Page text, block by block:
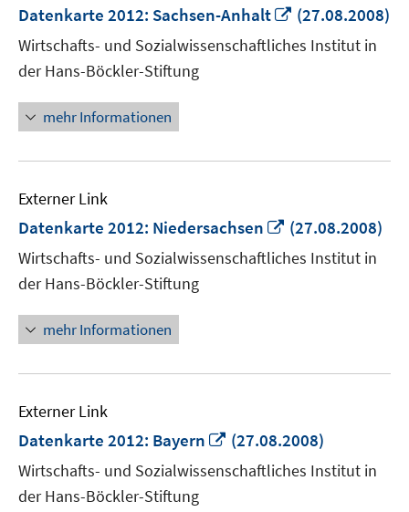
Datenkarte 2012: Sachsen-Anhalt
In
neuem
Fenster
(27.08.2008)
Wirtschafts- und Sozialwissenschaftliches Institut in
der Hans-Böckler-Stiftung
mehr Informationen
Externer Link
Datenkarte 2012: Niedersachsen
In
Fenster
(27.08.2008)
Wirtschafts- und Sozialwissenschaftliches Institut in
der Hans-Böckler-Stiftung
mehr Informationen
Externer Link
Datenkarte 2012: Bayern
In
neuem
Fenster
(27.08.2008)
Wirtschafts- und Sozialwissenschaftliches Institut in
der Hans-Böckler-Stiftung